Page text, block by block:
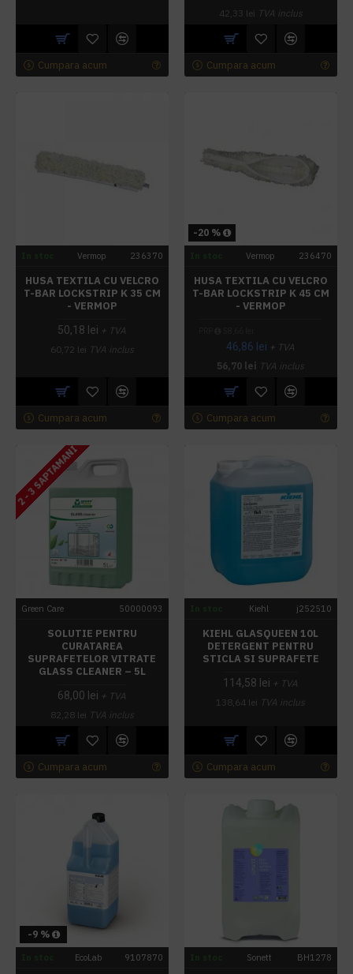
Cumpara acum
42,33 lei TVA inclus
Cumpara acum
Vermop 236370
HUSA TEXTILA CU VELCRO
T-BAR LOCKSTRIP K 35 CM
- VERMOP
50,18 lei + TVA
60,72 lei TVA inclus
Cumpara acum
-20 %
Vermop 236470
HUSA TEXTILA CU VELCRO
T-BAR LOCKSTRIP K 45 CM
- VERMOP
46,86 lei + TVA
56,70 lei TVA inclus
Cumpara acum
2 - 3 SAPTAMANI
Green Care 50000093
SOLUTIE PENTRU
CURATAREA
SUPRAFETELOR VITRATE
GLASS CLEANER – 5L
68,00 lei + TVA
82,28 lei TVA inclus
Cumpara acum
Kiehl j252510
KIEHL GLASQUEEN 10L
DETERGENT PENTRU
STICLA SI SUPRAFETE
114,58 lei + TVA
138,64 lei TVA inclus
Cumpara acum
-9 %
EcoLab 9107870 Sonett BH1278